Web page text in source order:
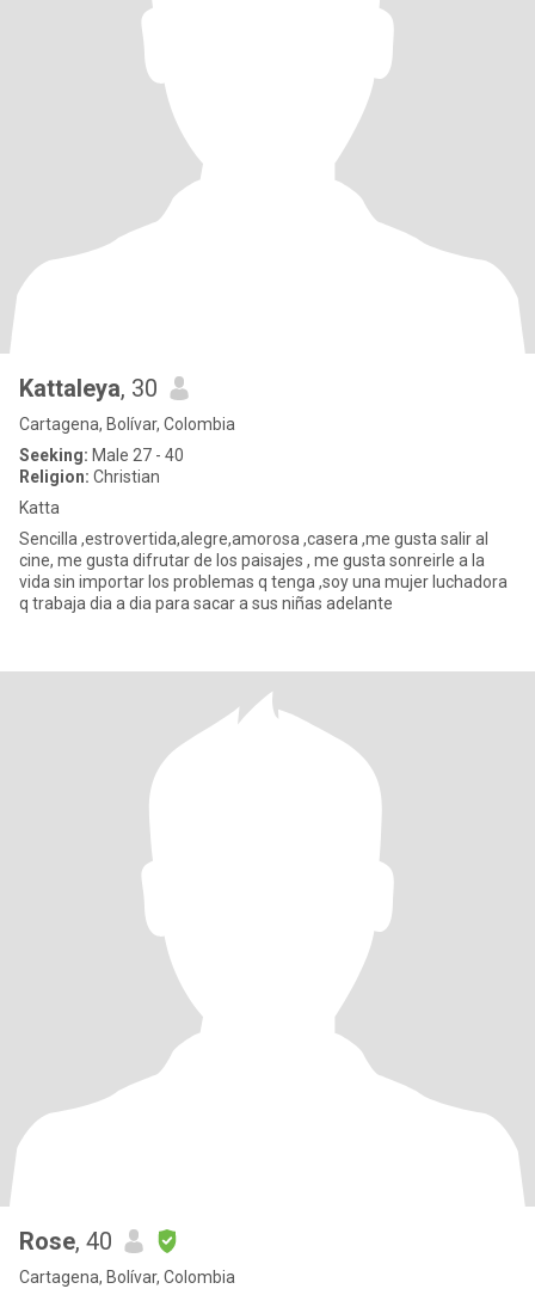
Kattaleya, 30
Cartagena, Bolívar, Colombia
Seeking: Male 27 - 40
Religion: Christian
Katta
Sencilla ,estrovertida,alegre,amorosa ,casera ,me gusta salir al
cine, me gusta difrutar de los paisajes , me gusta sonreirle a la
vida sin importar los problemas q tenga ,soy una mujer luchadora
q trabaja dia a dia para sacar a sus niñas adelante
Rose, 40
Cartagena, Bolívar, Colombia